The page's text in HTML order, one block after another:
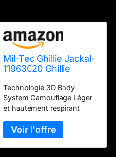
Mil-Tec Ghillie Jackal-
11963020 Ghillie
Veste Multicolore
Taille Unique
Technologie 3D Body
System Camouflage Léger
et hautement respirant